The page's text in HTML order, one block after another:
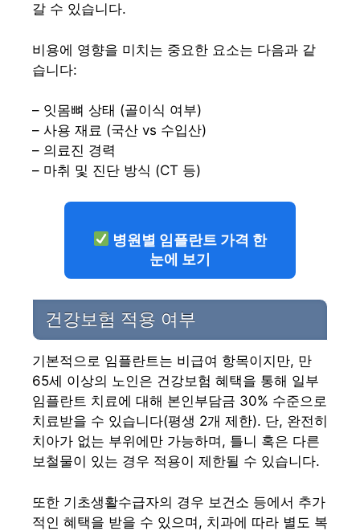
갈 수 있습니다.
비용에 영향을 미치는 중요한 요소는 다음과 같
습니다:
– 잇몸뼈 상태 (골이식 여부)
– 사용 재료 (국산 vs 수입산)
– 의료진 경력
– 마취 및 진단 방식 (CT 등)
병원별 임플란트 가격 한
눈에 보기
건강보험 적용 여부
기본적으로 임플란트는 비급여 항목이지만, 만
65세 이상의 노인은 건강보험 혜택을 통해 일부
임플란트 치료에 대해 본인부담금 30% 수준으로
치료받을 수 있습니다(평생 2개 제한). 단, 완전히
치아가 없는 부위에만 가능하며, 틀니 혹은 다른
보철물이 있는 경우 적용이 제한될 수 있습니다.
또한 기초생활수급자의 경우 보건소 등에서 추가
적인 혜택을 받을 수 있으며, 치과에 따라 별도 복